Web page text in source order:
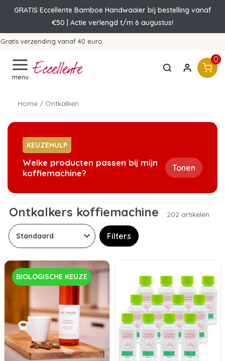
GRATIS Eccellente Bamboe Handwaaier bij bestelling vanaf
€50 | Actie verlengd t/m 6 augustus!
365 dagen bedenktijd!
menu
0
Home / Ontkalken
KEUZEHULP
Welke producten passen bij mijn
koffiemachine?
Tonen
Ontkalkers koffiemachine 202 artikelen
Filters
BIOLOGISCHE KEUZE